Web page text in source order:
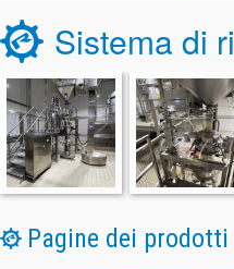
Sistema di
Pagine dei